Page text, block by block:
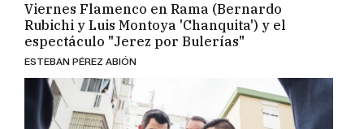
Viernes Flamenco en Rama (Bernardo
Rubichi y Luis Montoya 'Chanquita') y el
espectáculo "Jerez por Bulerías"
ESTEBAN PÉREZ ABIÓN